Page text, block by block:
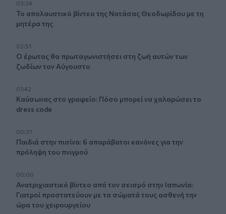
03:34
Το απολαυστικό βίντεο της Νατάσας Θεοδωρίδου με τη
μητέρα της
02:51
Ο έρωτας θα πρωταγωνιστήσει στη ζωή αυτών των
ζωδίων τον Αύγουστο
01:42
Καύσωνας στο γραφείο: Πόσο μπορεί να χαλαρώσει το
dress code
00:31
Παιδιά στην πισίνα: 6 απαράβατοι κανόνες για την
πρόληψη του πνιγμού
00:00
Ανατριχιαστικό βίντεο από τον σεισμό στην Ιαπωνία:
Γιατροί προστατεύουν με τα σώματά τους ασθενή την
ώρα του χειρουργείου